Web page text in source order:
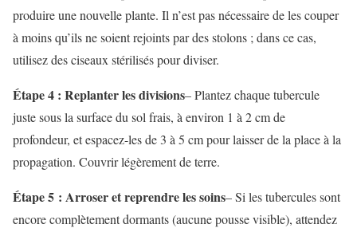
produire une nouvelle plante. Il n’est pas nécessaire de les couper
à moins qu’ils ne soient rejoints par des stolons ; dans ce cas,
utilisez des ciseaux stérilisés pour diviser.
Étape 4 : Replanter les divisions– Plantez chaque tubercule
juste sous la surface du sol frais, à environ 1 à 2 cm de
profondeur, et espacez-les de 3 à 5 cm pour laisser de la place à la
propagation. Couvrir légèrement de terre.
Étape 5 : Arroser et reprendre les soins– Si les tubercules sont
encore complètement dormants (aucune pousse visible), attendez